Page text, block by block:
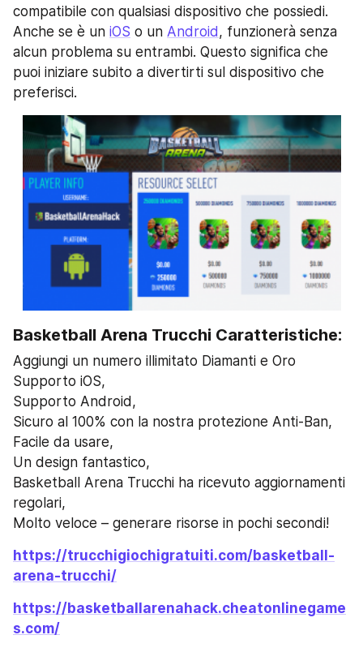
compatibile con qualsiasi dispositivo che possiedi.
Anche se è un iOS o un Android , funzionerà senza
alcun problema su entrambi. Questo significa che
puoi iniziare subito a divertirti sul dispositivo che
preferisci.
Basketball Aren‪a‬ Trucchi Caratteristiche:
Aggiungi un numero illimitato Diamanti e Oro
Supporto iOS,
Supporto Android,
Sicuro al 100% con la nostra protezione Anti-Ban,
Facile da usare,
Un design fantastico,
Basketball Aren‪a‬ Trucchi ha ricevuto aggiornamenti
regolari,
Molto veloce – generare risorse in pochi secondi!
https://trucchigiochigratuiti.com/basketball-
arena-trucchi/
https://basketballarenahack.cheatonlinegame
s.com/